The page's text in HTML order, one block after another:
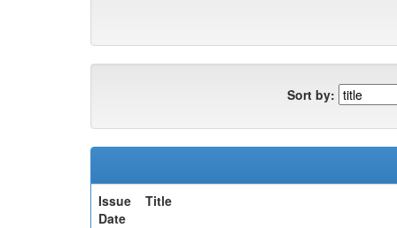
Sort by:
Issue
Date
Title